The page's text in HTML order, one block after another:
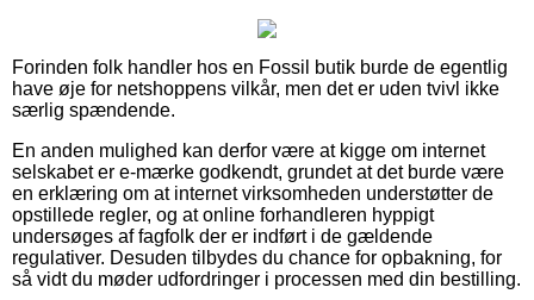
Forinden folk handler hos en Fossil butik burde de egentlig
have øje for netshoppens vilkår, men det er uden tvivl ikke
særlig spændende.
En anden mulighed kan derfor være at kigge om internet
selskabet er e-mærke godkendt, grundet at det burde være
en erklæring om at internet virksomheden understøtter de
opstillede regler, og at online forhandleren hyppigt
undersøges af fagfolk der er indført i de gældende
regulativer. Desuden tilbydes du chance for opbakning, for
så vidt du møder udfordringer i processen med din bestilling.